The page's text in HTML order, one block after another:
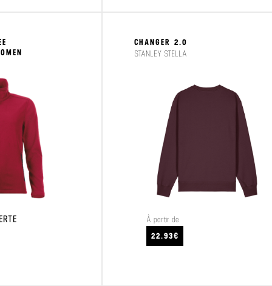
VOIR LE PRODUIT
CHANGER 2.0
STANLEY STELLA
À partir de
22.93€